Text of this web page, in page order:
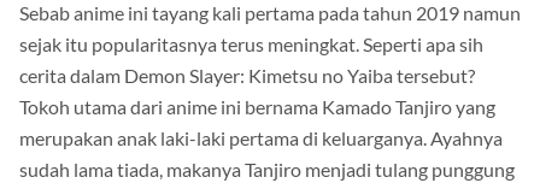
Sebab anime ini tayang kali pertama pada tahun 2019 namun
sejak itu popularitasnya terus meningkat. Seperti apa sih
cerita dalam Demon Slayer: Kimetsu no Yaiba tersebut?
Tokoh utama dari anime ini bernama Kamado Tanjiro yang
merupakan anak laki-laki pertama di keluarganya. Ayahnya
sudah lama tiada, makanya Tanjiro menjadi tulang punggung